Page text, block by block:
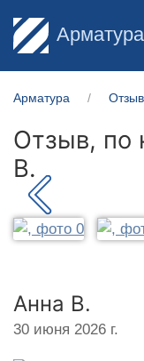
Арматура
Арматура
Отзыв, по
В.
Анна В.
30 июня 2026 г.